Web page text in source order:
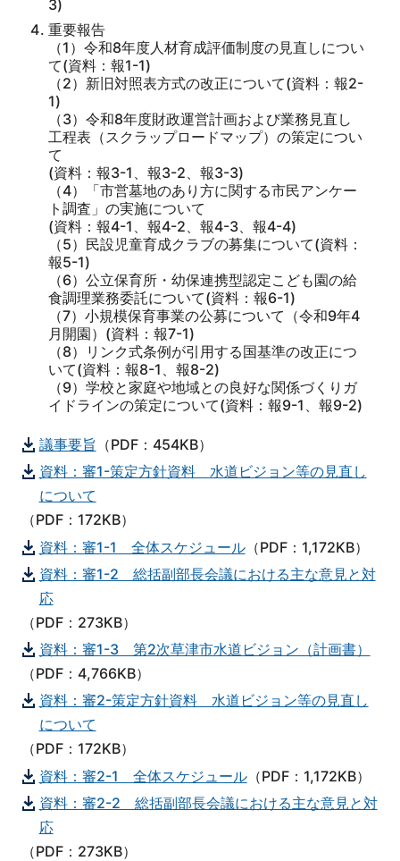
3)
重要報告
（1）令和8年度人材育成評価制度の見直しについ
て(資料：報1-1)
（2）新旧対照表方式の改正について(資料：報2-
1)
（3）令和8年度財政運営計画および業務見直し
工程表（スクラップロードマップ）の策定につい
て
(資料：報3-1、報3-2、報3-3)
（4）「市営墓地のあり方に関する市民アンケー
ト調査」の実施について
(資料：報4-1、報4-2、報4-3、報4-4)
（5）民設児童育成クラブの募集について(資料：
報5-1)
（6）公立保育所・幼保連携型認定こども園の給
食調理業務委託について(資料：報6-1)
（7）小規模保育事業の公募について（令和9年4
月開園）(資料：報7-1)
（8）リンク式条例が引用する国基準の改正につ
いて(資料：報8-1、報8-2)
（9）学校と家庭や地域との良好な関係づくりガ
イドラインの策定について(資料：報9-1、報9-2)
議事要旨 （PDF：454KB）
資料：審1-策定方針資料 水道ビジョン等の見直し
について
（PDF：172KB）
資料：審1-1 全体スケジュール（PDF：1,172KB）
資料：審1-2 総括副部長会議における主な意見と対
応
（PDF：273KB）
資料：審1-3 第2次草津市水道ビジョン（計画書）
（PDF：4,766KB）
資料：審2-策定方針資料 水道ビジョン等の見直し
について
（PDF：172KB）
資料：審2-1 全体スケジュール（PDF：1,172KB）
資料：審2-2 総括副部長会議における主な意見と対
応
（PDF：273KB）